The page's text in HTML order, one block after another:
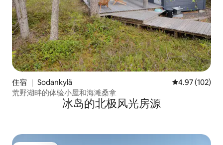
住宿 ｜ Sodankylä 平均评分 4.97
4.97 (102)
荒野湖畔的体验小屋和海滩桑拿
冰岛的北极风光房源